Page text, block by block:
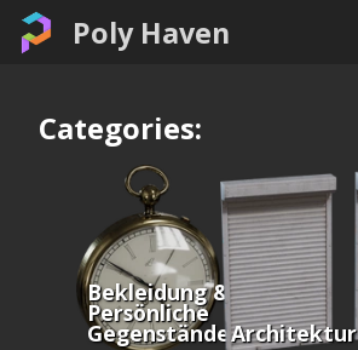
Poly Haven
Categories:
Bekleidung &
Persönliche
GegenständeArchitektur